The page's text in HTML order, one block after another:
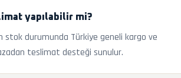
yapılabilir mi?
stok durumunda Türkiye geneli kargo ve
teslimat desteği sunulur.